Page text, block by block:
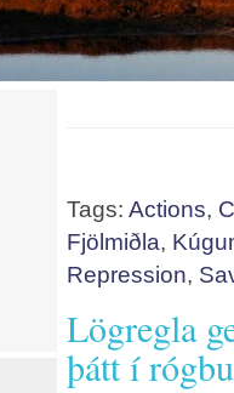
Tags: Actions,
Fjölmiðla,
Repression,
Lögregla
þátt í